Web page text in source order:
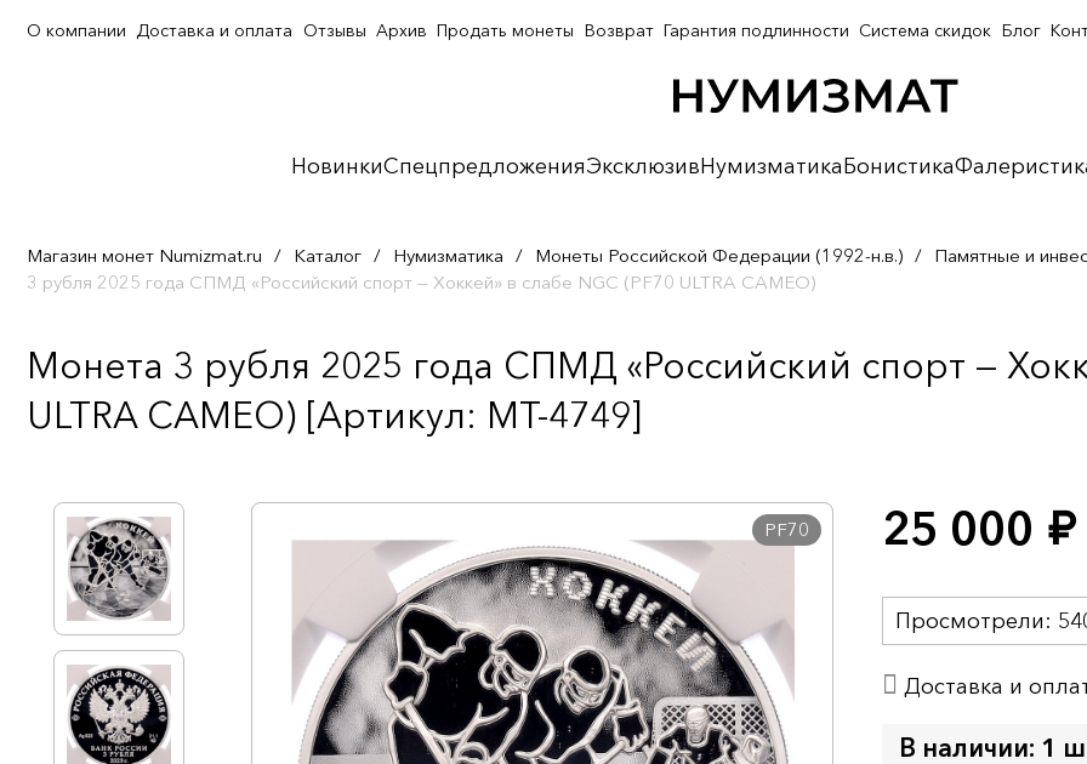
НовинкиСпецпредложенияЭксклюзивНумизматикаБонистика
О компании Доставка и оплата Отзывы Архив Продать монеты Возврат Гарантия подлинности Система скидок Блог
Магазин монет Numizmat.ru / Каталог / Нумизматика / Монеты Российской Федерации (1992-н.в.) / Памятные и
3 рубля 2025 года СПМД «Российский спорт — Хоккей» в слабе NGC (PF70 ULTRA CAMEO)
Монета 3 рубля 2025 года СПМД «Российский спорт —
ULTRA CAMEO) [Артикул: MT-4749]
PF70 25 000 руб.
Просмотрели:
Доставка и
В наличии: 1